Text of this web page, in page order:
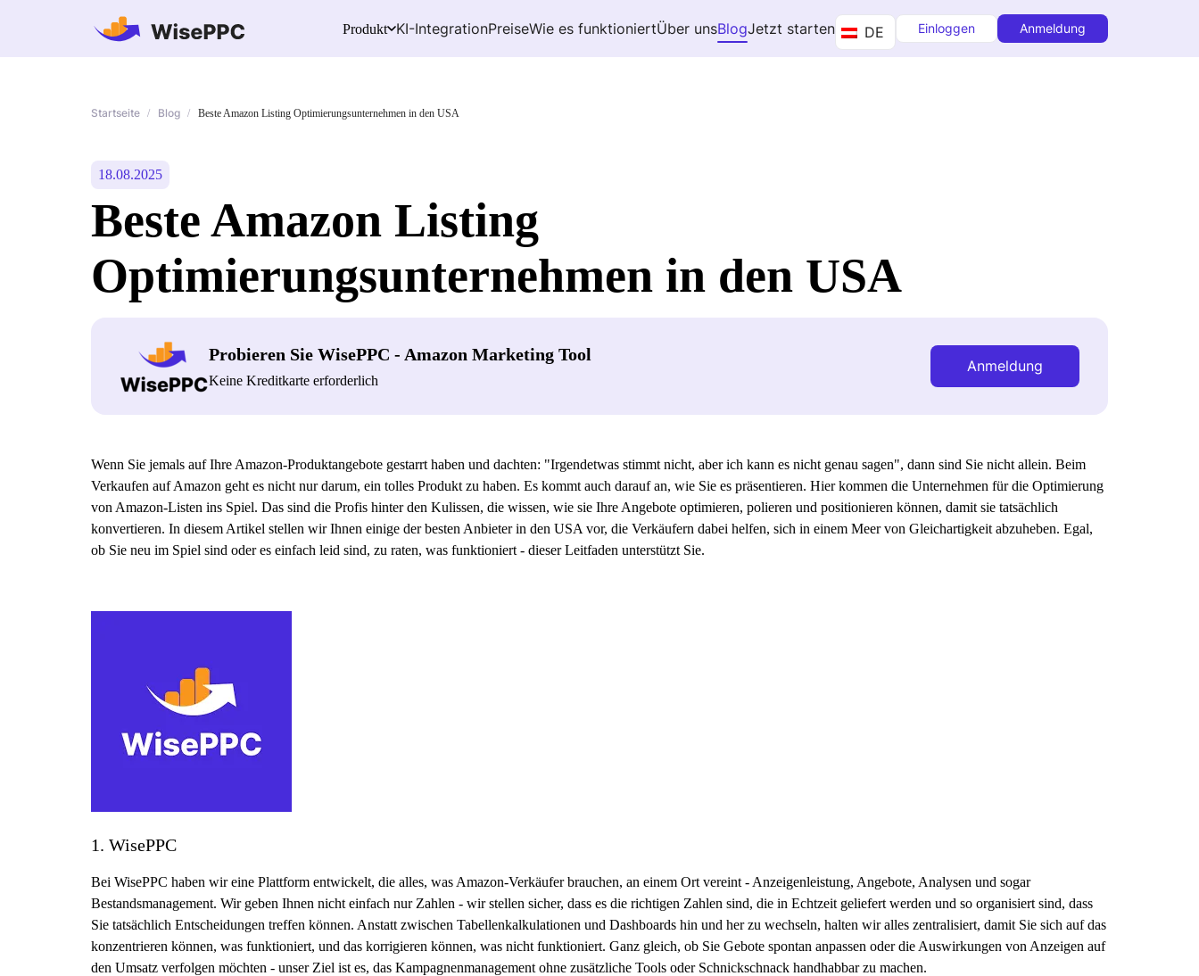
Produkt KI-IntegrationPreiseWie es funktioniertÜber unsBlogJetzt starten DE Einloggen Anmeldung
Startseite / Blog / Beste Amazon Listing Optimierungsunternehmen in den USA
18.08.2025
Beste Amazon Listing
Optimierungsunternehmen in den USA
Probieren Sie WisePPC - Amazon Marketing Tool
Keine Kreditkarte erforderlich
Anmeldung
Wenn Sie jemals auf Ihre Amazon-Produktangebote gestarrt haben und dachten: "Irgendetwas stimmt nicht, aber ich kann es nicht genau sagen", dann sind Sie nicht allein. Beim
Verkaufen auf Amazon geht es nicht nur darum, ein tolles Produkt zu haben. Es kommt auch darauf an, wie Sie es präsentieren. Hier kommen die Unternehmen für die Optimierung
von Amazon-Listen ins Spiel. Das sind die Profis hinter den Kulissen, die wissen, wie sie Ihre Angebote optimieren, polieren und positionieren können, damit sie tatsächlich
konvertieren. In diesem Artikel stellen wir Ihnen einige der besten Anbieter in den USA vor, die Verkäufern dabei helfen, sich in einem Meer von Gleichartigkeit abzuheben. Egal,
ob Sie neu im Spiel sind oder es einfach leid sind, zu raten, was funktioniert - dieser Leitfaden unterstützt Sie.
1. WisePPC
Bei WisePPC haben wir eine Plattform entwickelt, die alles, was Amazon-Verkäufer brauchen, an einem Ort vereint - Anzeigenleistung, Angebote, Analysen und sogar
Bestandsmanagement. Wir geben Ihnen nicht einfach nur Zahlen - wir stellen sicher, dass es die richtigen Zahlen sind, die in Echtzeit geliefert werden und so organisiert sind, dass
Sie tatsächlich Entscheidungen treffen können. Anstatt zwischen Tabellenkalkulationen und Dashboards hin und her zu wechseln, halten wir alles zentralisiert, damit Sie sich auf das
konzentrieren können, was funktioniert, und das korrigieren können, was nicht funktioniert. Ganz gleich, ob Sie Gebote spontan anpassen oder die Auswirkungen von Anzeigen auf
den Umsatz verfolgen möchten - unser Ziel ist es, das Kampagnenmanagement ohne zusätzliche Tools oder Schnickschnack handhabbar zu machen.